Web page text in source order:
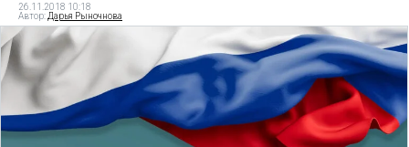
26.11.2018 10:18
Автор: Дарья Рыночнова